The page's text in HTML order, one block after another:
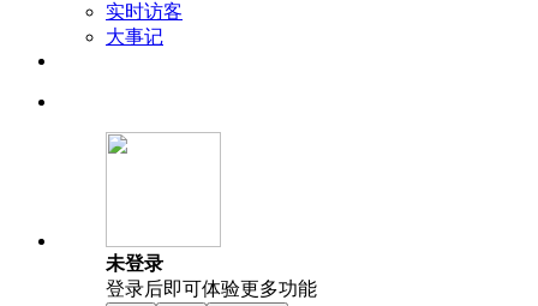
实时访客
大事记
未登录
登录后即可体验更多功能